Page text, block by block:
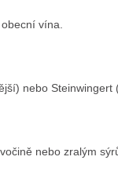
vína.
nebo Steinwingert
nebo zralým